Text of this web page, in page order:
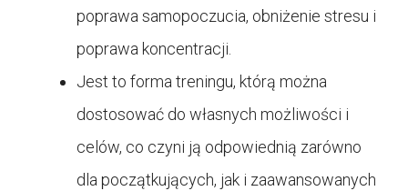
poprawa samopoczucia, obniżenie stresu i
poprawa koncentracji.
Jest to forma treningu, którą można
dostosować do własnych możliwości i
celów, co czyni ją odpowiednią zarówno
dla początkujących, jak i zaawansowanych